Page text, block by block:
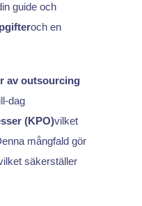
guide och
och en
av outsourcing
dag
(KPO)vilket
mångfald gör
säkerställer